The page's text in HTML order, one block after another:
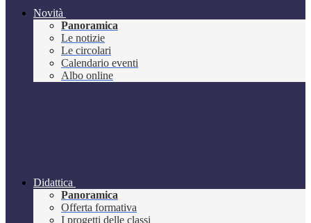
Novità
Panoramica
Le notizie
Le circolari
Calendario eventi
Albo online
Didattica
Panoramica
Offerta formativa
I progetti delle classi